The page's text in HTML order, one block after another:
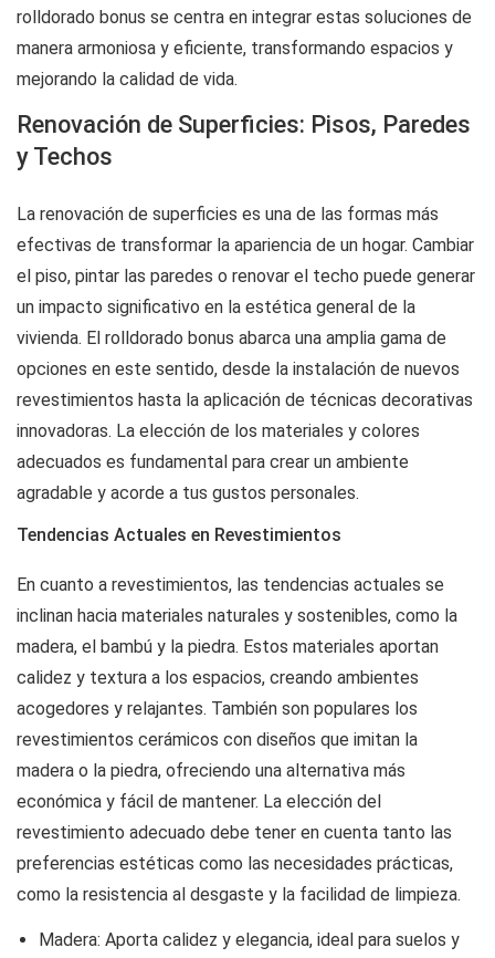
rolldorado bonus se centra en integrar estas soluciones de
manera armoniosa y eficiente, transformando espacios y
mejorando la calidad de vida.
Renovación de Superficies: Pisos, Paredes
y Techos
La renovación de superficies es una de las formas más
efectivas de transformar la apariencia de un hogar. Cambiar
el piso, pintar las paredes o renovar el techo puede generar
un impacto significativo en la estética general de la
vivienda. El rolldorado bonus abarca una amplia gama de
opciones en este sentido, desde la instalación de nuevos
revestimientos hasta la aplicación de técnicas decorativas
innovadoras. La elección de los materiales y colores
adecuados es fundamental para crear un ambiente
agradable y acorde a tus gustos personales.
Tendencias Actuales en Revestimientos
En cuanto a revestimientos, las tendencias actuales se
inclinan hacia materiales naturales y sostenibles, como la
madera, el bambú y la piedra. Estos materiales aportan
calidez y textura a los espacios, creando ambientes
acogedores y relajantes. También son populares los
revestimientos cerámicos con diseños que imitan la
madera o la piedra, ofreciendo una alternativa más
económica y fácil de mantener. La elección del
revestimiento adecuado debe tener en cuenta tanto las
preferencias estéticas como las necesidades prácticas,
como la resistencia al desgaste y la facilidad de limpieza.
Madera: Aporta calidez y elegancia, ideal para suelos y